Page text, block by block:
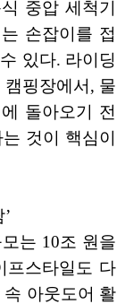
중압 세척기
손잡이를 접
있다. 라이딩
핑장에서, 물
돌아오기 전
것이 핵심이
는 10조 원을
프스타일도 다
속 아웃도어 활